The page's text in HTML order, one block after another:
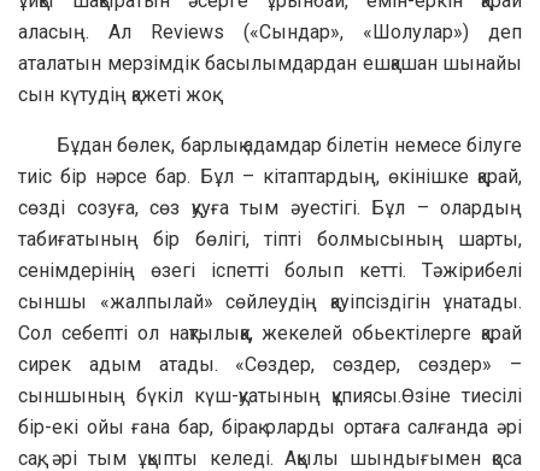
аласың. Ал Reviews («Сындар», «Шолулар») деп
аталатын мерзімдік басылымдардан ешқашан шынайы
сын күтудің қажеті жоқ.
Бұдан бөлек, барлық адамдар білетін немесе білуге
тиіс бір нәрсе бар. Бұл – кітаптардың, өкінішке қарай,
сөзді созуға, сөз қууға тым әуестігі. Бұл – олардың
табиғатының бір бөлігі, тіпті болмысының шарты,
сенімдерінің өзегі іспетті болып кетті. Тәжірибелі
сыншы «жалпылай» сөйлеудің қауіпсіздігін ұнатады.
Сол себепті ол нақтылыққа, жекелей обьектілерге қарай
сирек адым атады. «Сөздер, сөздер, сөздер» –
сыншының бүкіл күш-қуатының құпиясы.Өзіне тиесілі
бір-екі ойы ғана бар, бірақ оларды ортаға салғанда әрі
сақ, әрі тым ұқыпты келеді. Ақылы шындығымен қоса